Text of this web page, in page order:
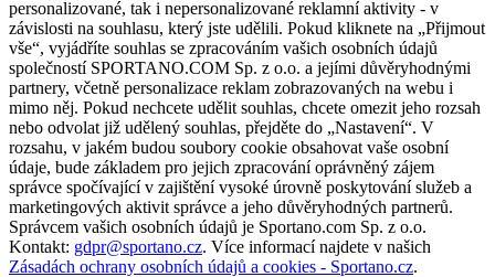
personalizované, tak i nepersonalizované reklamní aktivity - v
závislosti na souhlasu, který jste udělili. Pokud kliknete na „Přijmout
vše“, vyjádříte souhlas se zpracováním vašich osobních údajů
společností SPORTANO.COM Sp. z o.o. a jejími důvěryhodnými
partnery, včetně personalizace reklam zobrazovaných na webu i
mimo něj. Pokud nechcete udělit souhlas, chcete omezit jeho rozsah
nebo odvolat již udělený souhlas, přejděte do „Nastavení“. V
rozsahu, v jakém budou soubory cookie obsahovat vaše osobní
údaje, bude základem pro jejich zpracování oprávněný zájem
správce spočívající v zajištění vysoké úrovně poskytování služeb a
marketingových aktivit správce a jeho důvěryhodných partnerů.
Správcem vašich osobních údajů je Sportano.com Sp. z o.o.
Kontakt: gdpr@sportano.cz. Více informací najdete v našich
Zásadách ochrany osobních údajů a cookies - Sportano.cz.